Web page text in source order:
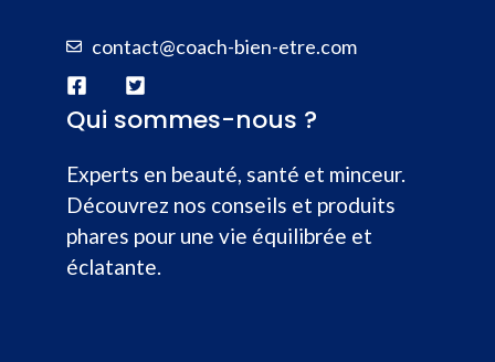
contact@coach-bien-etre.com
Qui sommes-nous ?
Experts en beauté, santé et minceur.
Découvrez nos conseils et produits
phares pour une vie équilibrée et
éclatante.